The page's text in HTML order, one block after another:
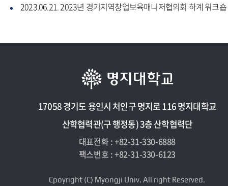
2023.06.21. 2023년 경기지역창업보육매니저협의회 하계 워크
17058 경기도 용인시 처인구 명지로 116 명지대학교
산학협력관(구 행정동) 3층 산학협력단
대표전화 : +82-31-330-6888
팩스번호 : +82-31-330-6123
Cpoyright (C) Myongji Univ. All right Reserved.